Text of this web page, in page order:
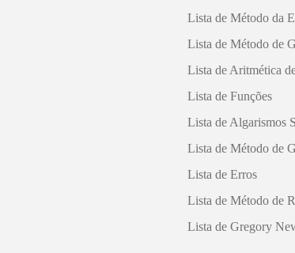
Lista de Método da
Lista de Método de
Lista de Aritmética
Lista de Funções
Lista de Algarismos
Lista de Método de
Lista de Erros
Lista de Método de
Lista de Gregory